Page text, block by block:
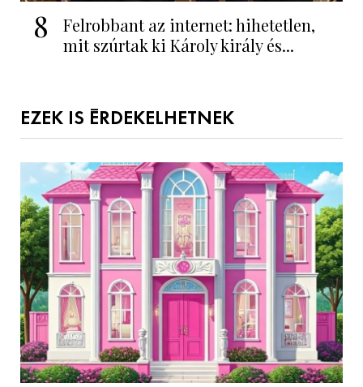
8
Felrobbant az internet: hihetetlen,
mit szúrtak ki Károly király és...
EZEK IS ÉRDEKELHETNEK